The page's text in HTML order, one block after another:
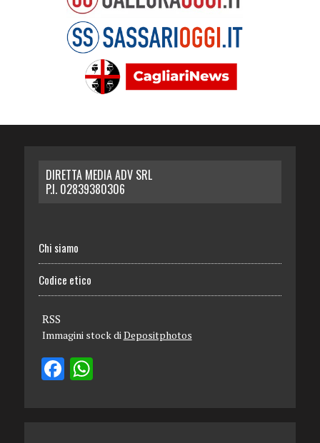
DIRETTA MEDIA ADV SRL
P.I. 02839380306
Chi siamo
Codice etico
RSS
Immagini stock di Depositphotos